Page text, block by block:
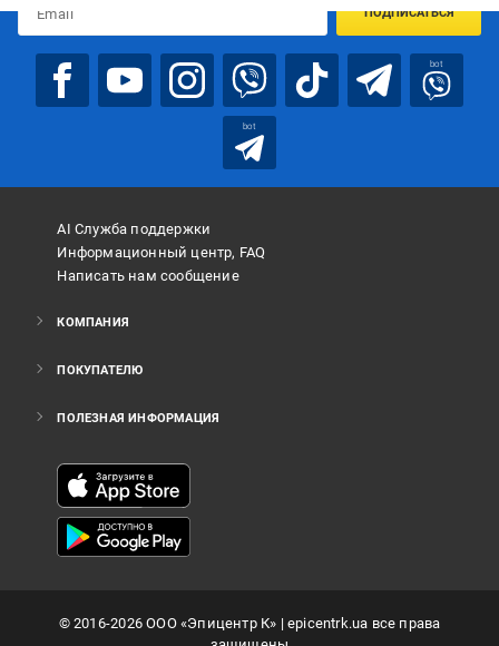
ПОДПИСАТЬСЯ
bot
bot
AI Служба поддержки
Информационный центр, FAQ
Написать нам сообщение
КОМПАНИЯ
ПОКУПАТЕЛЮ
ПОЛЕЗНАЯ ИНФОРМАЦИЯ
©2016-2026ООО «Эпицентр К» | epicentrk.ua все права